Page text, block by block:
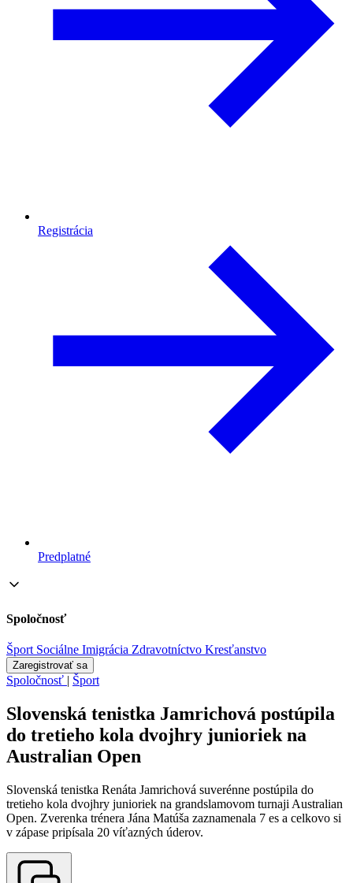
Registrácia
Predplatné
Spoločnosť
Šport Sociálne Imigrácia Zdravotníctvo Kresťanstvo
Zaregistrovať sa
Spoločnosť | Šport
Slovenská tenistka Jamrichová postúpila
do tretieho kola dvojhry junioriek na
Australian Open
Slovenská tenistka Renáta Jamrichová suverénne postúpila do
tretieho kola dvojhry junioriek na grandslamovom turnaji Australian
Open. Zverenka trénera Jána Matúša zaznamenala 7 es a celkovo si
v zápase pripísala 20 víťazných úderov.